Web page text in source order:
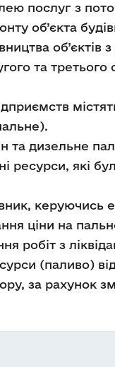
послуг з
об’єкта
об’єктів
та третього
та дизельне
ресурси, які
керуючись
ціни на
робіт з
(паливо)
за рахунок